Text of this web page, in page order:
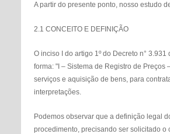
A partir do presente ponto, nosso estudo
2.1 CONCEITO E DEFINIÇÃO
O inciso I do artigo 1º do Decreto n°
forma: "I – Sistema de Registro de
serviços e aquisição de bens, para
interpretações.
Podemos observar que a definição legal
procedimento, precisando ser solicitado